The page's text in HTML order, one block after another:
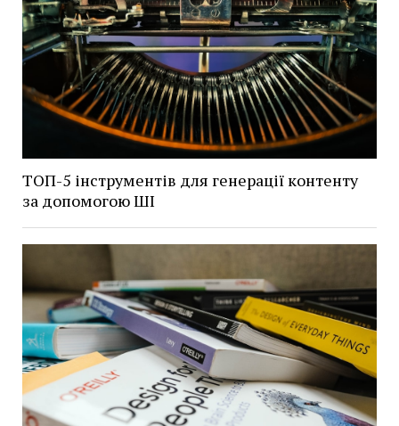
ТОП-5 інструментів для генерації контенту
за допомогою ШІ